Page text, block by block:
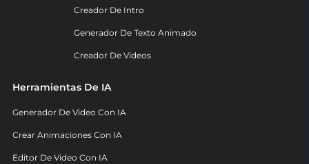
Creador De Intro
Generador De Texto Animado
Creador De Videos
Herramientas De IA
Generador De Video Con IA
Crear Animaciones Con IA
Editor De Video Con IA